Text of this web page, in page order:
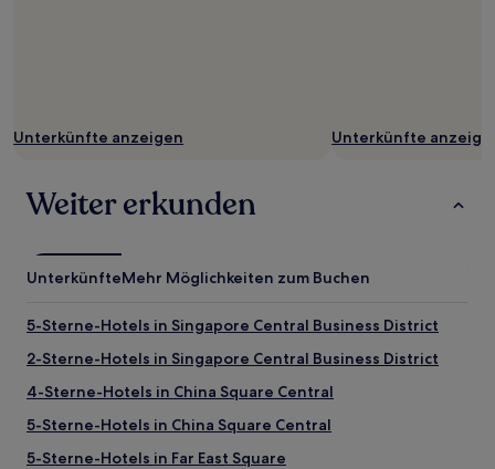
Unterkünfte anzeigen Unterkünfte
Weiter erkunden
UnterkünfteMehr Möglichkeiten zum Buchen
5-Sterne-Hotels in Singapore Central Business District
2-Sterne-Hotels in Singapore Central Business District
4-Sterne-Hotels in China Square Central
5-Sterne-Hotels in China Square Central
5-Sterne-Hotels in Far East Square